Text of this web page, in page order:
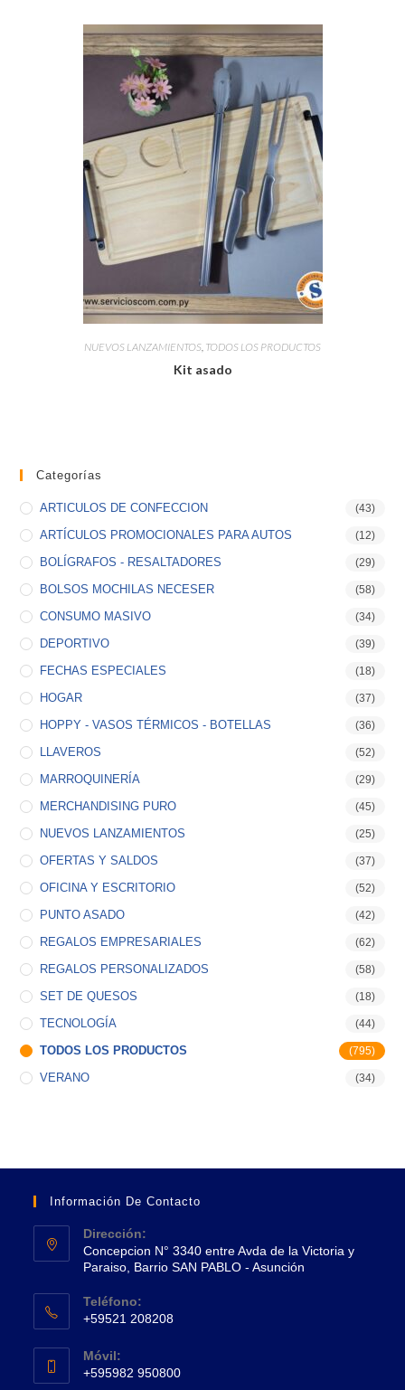
NUEVOS LANZAMIENTOS, TODOS LOS PRODUCTOS
Kit asado
Categorías
ARTICULOS DE CONFECCION (43)
ARTÍCULOS PROMOCIONALES PARA AUTOS (12)
BOLÍGRAFOS - RESALTADORES (29)
BOLSOS MOCHILAS NECESER (58)
CONSUMO MASIVO (34)
DEPORTIVO (39)
FECHAS ESPECIALES (18)
HOGAR (37)
HOPPY - VASOS TÉRMICOS - BOTELLAS (36)
LLAVEROS (52)
MARROQUINERÍA (29)
MERCHANDISING PURO (45)
NUEVOS LANZAMIENTOS (25)
OFERTAS Y SALDOS (37)
OFICINA Y ESCRITORIO (52)
PUNTO ASADO (42)
REGALOS EMPRESARIALES (62)
REGALOS PERSONALIZADOS (58)
SET DE QUESOS (18)
TECNOLOGÍA (44)
TODOS LOS PRODUCTOS (795)
VERANO (34)
Información De Contacto
Dirección:
Concepcion N° 3340 entre Avda de la Victoria y
Paraiso, Barrio SAN PABLO - Asunción
abre
una
nueva
Teléfono:
+59521 208208
abre
en
Móvil:
+595982 950800